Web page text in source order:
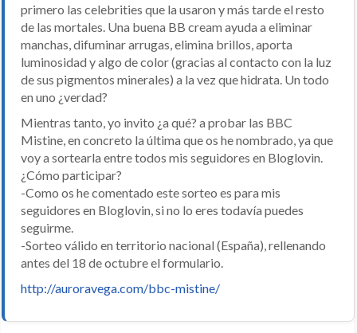
primero las celebrities que la usaron y más tarde el resto
de las mortales. Una buena BB cream ayuda a eliminar
manchas, difuminar arrugas, elimina brillos, aporta
luminosidad y algo de color (gracias al contacto con la luz
de sus pigmentos minerales) a la vez que hidrata. Un todo
en uno ¿verdad?
Mientras tanto, yo invito ¿a qué? a probar las BBC
Mistine, en concreto la última que os he nombrado, ya que
voy a sortearla entre todos mis seguidores en Bloglovin.
¿Cómo participar?
-Como os he comentado este sorteo es para mis
seguidores en Bloglovin, si no lo eres todavía puedes
seguirme.
-Sorteo válido en territorio nacional (España), rellenando
antes del 18 de octubre el formulario.
http://auroravega.com/bbc-mistine/